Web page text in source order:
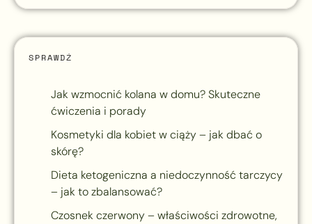
SPRAWDŹ
Jak wzmocnić kolana w domu? Skuteczne
ćwiczenia i porady
Kosmetyki dla kobiet w ciąży – jak dbać o
skórę?
Dieta ketogeniczna a niedoczynność tarczycy
– jak to zbalansować?
Czosnek czerwony – właściwości zdrowotne,